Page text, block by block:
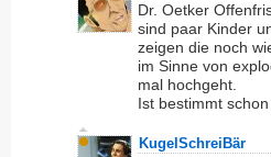
Dr. Oetker
sind paar Kinder
zeigen die noch
im Sinne von
mal hochgeht.
Ist bestimmt
KugelSchreiBär